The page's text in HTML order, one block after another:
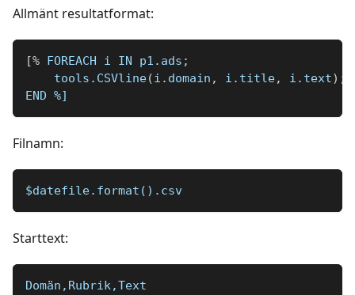
Allmänt resultatformat:
[% FOREACH i IN p1 . ads ;
    tools
. CSVline(i . domain , i . title, i . text) ;
END %]
Filnamn:
$datefile.format().csv
Starttext:
Domän,Rubrik,Text